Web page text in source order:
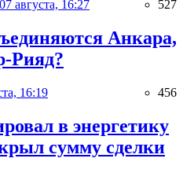
07 августа, 16:27 527
Анкара,
Рияд?
16:19 456
в энергетику
сумму сделки